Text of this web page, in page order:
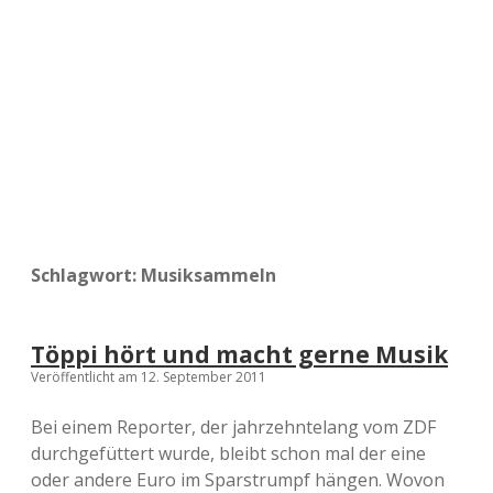
Schlagwort: Musiksammeln
Töppi hört und macht gerne Musik
Veröffentlicht am 12. September 2011
Bei einem Reporter, der jahrzehntelang vom ZDF
durchgefüttert wurde, bleibt schon mal der eine
oder andere Euro im Sparstrumpf hängen. Wovon